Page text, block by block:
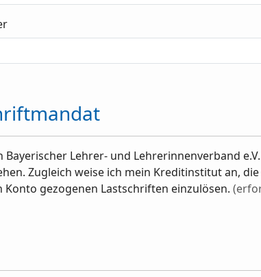
Lehrer- und Lehrerinnenverband
Zugleich weise ich mein Kreditinstitut an,
Konto gezogenen Lastschriften einzulösen.